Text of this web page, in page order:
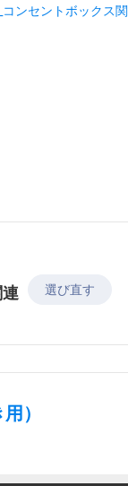
ンセントボックス
選び直す
）